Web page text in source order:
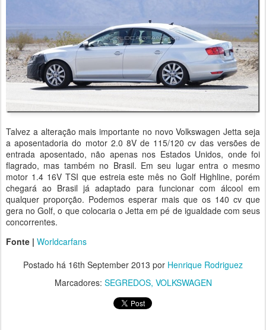
Talvez a alteração mais importante no novo Volkswagen Jetta seja
a aposentadoria do motor 2.0 8V de 115/120 cv das versões de
entrada aposentado, não apenas nos Estados Unidos, onde foi
flagrado, mas também no Brasil. Em seu lugar entra o mesmo
motor 1.4 16V TSI que estreia este mês no Golf Highline, porém
chegará ao Brasil já adaptado para funcionar com álcool em
qualquer proporção. Podemos esperar mais que os 140 cv que
gera no Golf, o que colocaria o Jetta em pé de igualdade com seus
concorrentes.
Fonte | Worldcarfans
Postado há 16th September 2013 por Henrique Rodriguez
Marcadores: SEGREDOS VOLKSWAGEN